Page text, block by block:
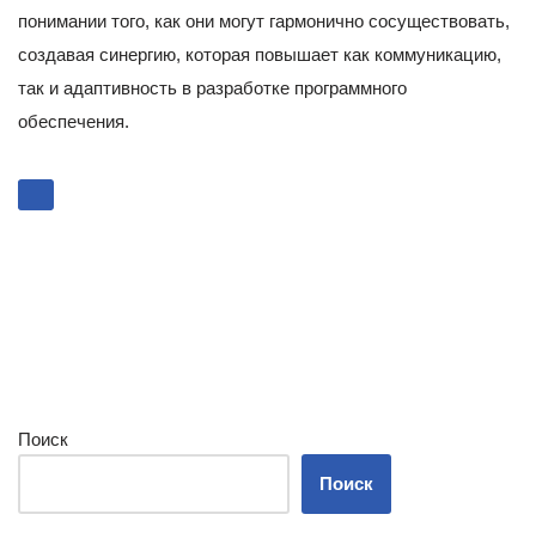
понимании того, как они могут гармонично сосуществовать,
создавая синергию, которая повышает как коммуникацию,
так и адаптивность в разработке программного
обеспечения.
Поиск
Поиск